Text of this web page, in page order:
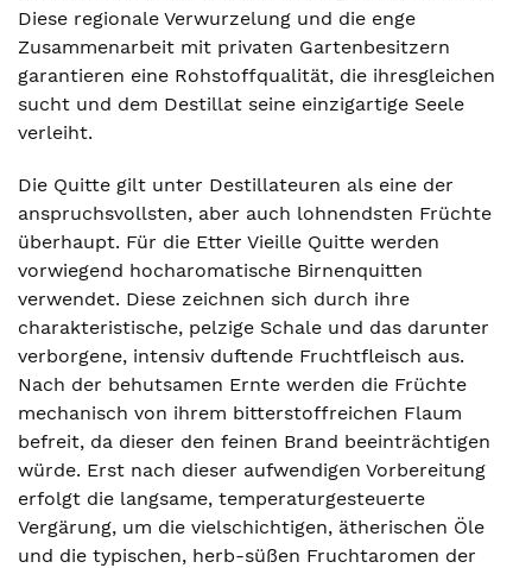
Diese regionale Verwurzelung und die enge
Zusammenarbeit mit privaten Gartenbesitzern
garantieren eine Rohstoffqualität, die ihresgleichen
sucht und dem Destillat seine einzigartige Seele
verleiht.
Die Quitte gilt unter Destillateuren als eine der
anspruchsvollsten, aber auch lohnendsten Früchte
überhaupt. Für die Etter Vieille Quitte werden
vorwiegend hocharomatische Birnenquitten
verwendet. Diese zeichnen sich durch ihre
charakteristische, pelzige Schale und das darunter
verborgene, intensiv duftende Fruchtfleisch aus.
Nach der behutsamen Ernte werden die Früchte
mechanisch von ihrem bitterstoffreichen Flaum
befreit, da dieser den feinen Brand beeinträchtigen
würde. Erst nach dieser aufwendigen Vorbereitung
erfolgt die langsame, temperaturgesteuerte
Vergärung, um die vielschichtigen, ätherischen Öle
und die typischen, herb-süßen Fruchtaromen der